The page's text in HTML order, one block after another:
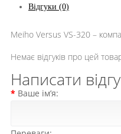
Відгуки (0)
Meiho Versus VS-320 –
Немає відгуків про цей
Написати
Ваше ім’я: